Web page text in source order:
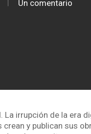
Un comentario
La irrupción de la era
y publican sus